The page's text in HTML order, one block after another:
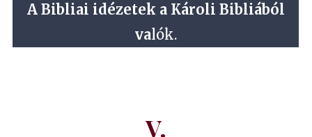
A Bibliai idézetek a Károli Bibliából
valók.
V.